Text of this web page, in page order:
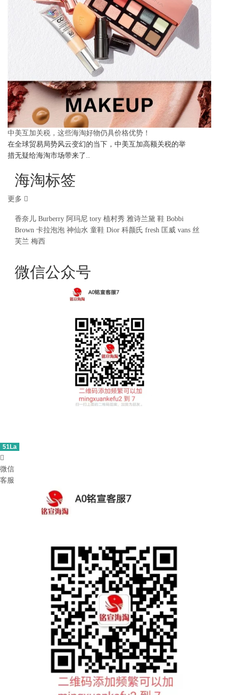
中美互加关税，这些海淘好物仍具价格优势！
在全球贸易局势风云变幻的当下，中美互加高额关税的举
措无疑给海淘市场带来了..
海淘标签
更多
香奈儿 Burberry 阿玛尼 tory 植村秀 雅诗兰黛 鞋 Bobbi
Brown 卡拉泡泡 神仙水 童鞋 Dior 科颜氏 fresh 匡威 vans 丝
芙兰 梅西
微信公众号
51La

微信
客服